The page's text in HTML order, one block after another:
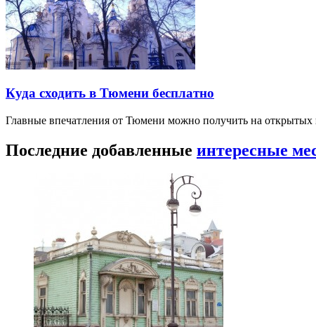
Куда сходить в Тюмени бесплатно
Главные впечатления от Тюмени можно получить на открытых
Последние добавленные интересные